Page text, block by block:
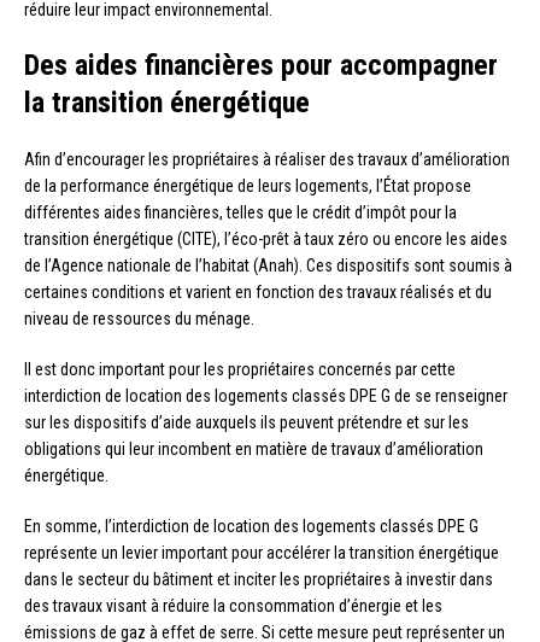
réduire leur impact environnemental.
Des aides financières pour accompagner
la transition énergétique
Afin d’encourager les propriétaires à réaliser des travaux d’amélioration
de la performance énergétique de leurs logements, l’État propose
différentes aides financières, telles que le crédit d’impôt pour la
transition énergétique (CITE), l’éco-prêt à taux zéro ou encore les aides
de l’Agence nationale de l’habitat (Anah). Ces dispositifs sont soumis à
certaines conditions et varient en fonction des travaux réalisés et du
niveau de ressources du ménage.
Il est donc important pour les propriétaires concernés par cette
interdiction de location des logements classés DPE G de se renseigner
sur les dispositifs d’aide auxquels ils peuvent prétendre et sur les
obligations qui leur incombent en matière de travaux d’amélioration
énergétique.
En somme, l’interdiction de location des logements classés DPE G
représente un levier important pour accélérer la transition énergétique
dans le secteur du bâtiment et inciter les propriétaires à investir dans
des travaux visant à réduire la consommation d’énergie et les
émissions de gaz à effet de serre. Si cette mesure peut représenter un